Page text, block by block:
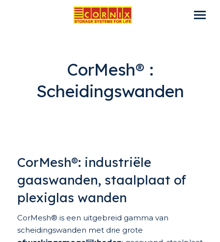
CorMesh® :
Scheidingswanden
CorMesh®: industriële
gaaswanden, staalplaat of
plexiglas wanden
CorMesh® is een uitgebreid gamma van
scheidingswanden met drie grote